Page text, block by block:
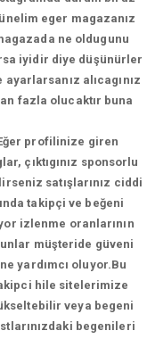
eger magazanız
ne oldugunu
iyidir diye düşünürler
alıcagınız
fazla olucaktır buna
profilinize giren
çıktıgınız sponsorlu
satışlarınız ciddi
takipçi ve beğeni
izlenme oranlarının
müşteride güveni
yardımcı oluyor.Bu
hile sitelerimize
veya begeni
begenileri